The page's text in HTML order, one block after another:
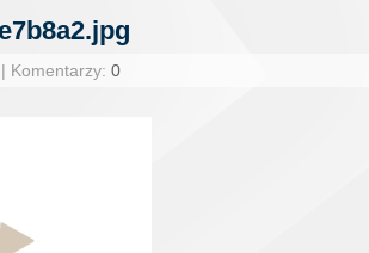
Komentarzy: 0